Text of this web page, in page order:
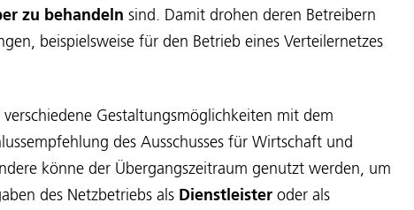
zu behandeln sind. Damit drohen deren Betreibern
beispielsweise für den Betrieb eines Verteilernetzes
Gestaltungsmöglichkeiten mit dem
des Ausschusses für Wirtschaft und
könne der Übergangszeitraum genutzt werden, um
des Netzbetriebs als Dienstleister oder als